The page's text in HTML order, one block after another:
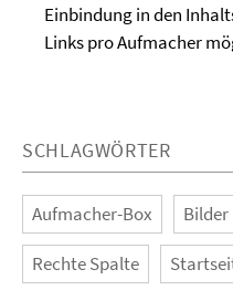
Einbindung in den
Links pro Aufmacher
SCHLAGWÖRTER
Aufmacher-Box Bilder
Rechte Spalte